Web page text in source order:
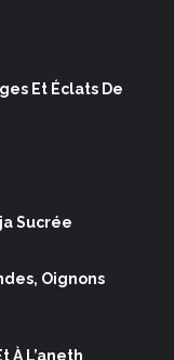
Et Éclats De
Sucrée
Oignons
À L’aneth